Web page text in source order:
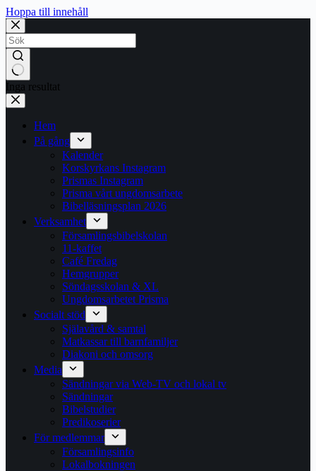
Hoppa till innehåll
Inga resultat
Hem
På gång
Kalender
Korskyrkans Instagram
Prismas Instagram
Prisma vårt ungdomsarbete
Bibelläsningsplan 2026
Verksamhet
Församlingsbibelskolan
11-kaffet
Café Fredag
Hemgrupper
Söndagsskolan & XL
Ungdomsarbetet Prisma
Socialt stöd
Själavård & samtal
Matkassar till barnfamiljer
Diakoni och omsorg
Media
Sändningar via Web-TV och lokal tv
Sändningar
Bibelstudier
Predikoserier
För medlemmar
Församlingsinfo
Lokalbokningen